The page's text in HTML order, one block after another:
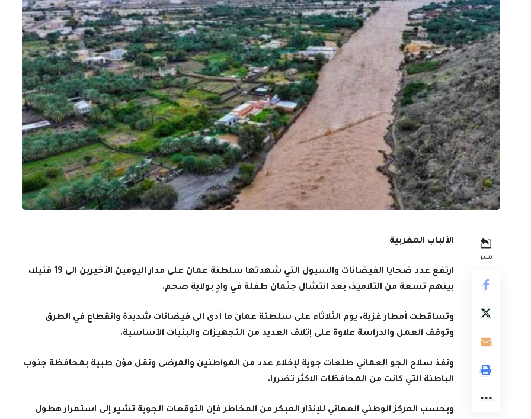
نشر
الألباب المغربية
ارتفع عدد ضحايا الفيضانات والسيول التي شهدتها سلطنة عمان على مدار اليومين الأخيرين الى 19 قتيلا،
بينهم تسعة من التلاميذ، بعد انتشال جثمان طفلة في وادٍ بولاية صحم.
وتساقطت أمطار غزية، يوم الثلاثاء على سلطنة عمان ما أدى إلى فيضانات شديدة وانقطاع في الطرق
وتوقف العمل والدراسة علاوة على إتلاف العديد من التجهيزات والبنيات الأساسية.
ونفذ سلاح الجو العماني طلعات جوية لإخلاء عدد من المواطنين والمرضى ونقل مؤن طبية بمحافظة جنوب
الباطنة التي كانت من المحافظات الاكثر تضررا.
وبحسب المركز الوطني العماني للإنذار المبكر من المخاطر فإن التوقعات الجوية تشير إلى استمرار هطول